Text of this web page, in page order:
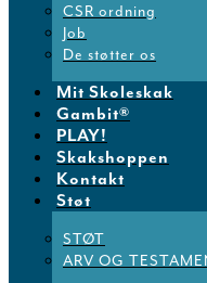
CSR ordning
Job
De støtter os
Mit Skoleskak
Gambit®
PLAY!
Skakshoppen
Kontakt
Støt
STØT
ARV OG